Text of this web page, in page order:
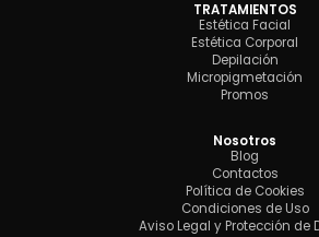
TRATAMIENTOS
Estética Facial
Estética Corporal
Depilación
Micropigmetación
Promos
Nosotros
Blog
Contactos
Política de Cookies
Condiciones de Uso
Aviso Legal y Protección de